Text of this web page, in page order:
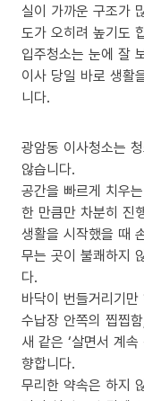
실이 가까운 구조가
도가 오히려 높기도
입주청소는 눈에 잘
이사 당일 바로 생활
니다.
광암동 이사청소는
않습니다.
공간을 빠르게 치우
한 만큼만 차분히 진
생활을 시작했을 때
무는 곳이 불쾌하지
다.
바닥이 번들거리기
수납장 안쪽의 찝찝
새 같은 ‘살면서 계
향합니다.
무리한 약속은 하지